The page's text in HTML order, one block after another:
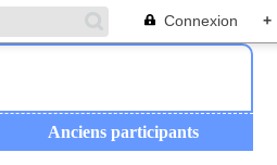
Connexion +
Anciens participants